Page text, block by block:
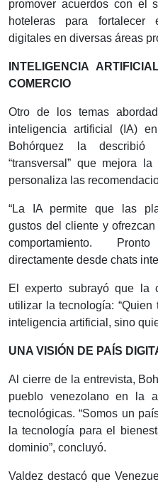
promover acuerdos con el
hoteleras para
digitales en diversas áreas
INTELIGENCIA
COMERCIO
Otro de los temas
inteligencia artificial (IA)
Bohórquez la describió
“transversal” que mejora
personaliza las
“La IA permite que las
gustos del cliente y
comportamiento.
directamente desde chats
El experto subrayó que la
utilizar la tecnología:
inteligencia artificial, sino
UNA VISIÓN DE PAÍS
Al cierre de la entrevista,
pueblo venezolano en la
tecnológicas. “Somos un
la tecnología para el
dominio”, concluyó.
Valdez destacó que